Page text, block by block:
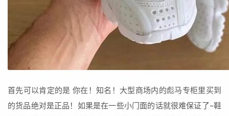
首先可以肯定的是 你在！知名！大型商场内的彪马专柜里买到
的货品绝对是正品！如果是在一些小门面的话就很难保证了~鞋